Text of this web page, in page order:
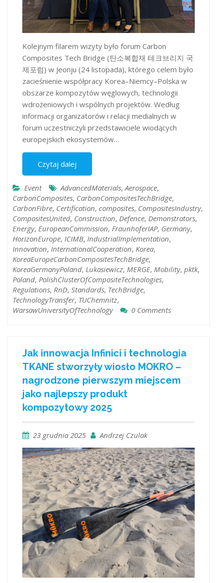
Kolejnym filarem wizyty było forum Carbon
Composites Tech Bridge (탄소복합재 테크브리지 국
제포럼) w Jeonju (24 listopada), którego celem było
zacieśnienie współpracy Korea–Niemcy–Polska w
obszarze kompozytów węglowych, technologii
wdrożeniowych i wspólnych projektów. Według
informacji organizatorów i relacji medialnych w
forum uczestniczyli przedstawiciele wiodących
europejskich ekosystemów…
Czytaj dalej
Event AdvancedMaterials, Aerospace,
CarbonComposites, CarbonCompositesTechBridge,
CarbonFibre, Certification, composites, CompositesIndustry,
CompositesUnited, Construction, Defence, Demonstrators,
Energy, EuropeanCommission, FraunhoferIAP, Germany,
HorizonEurope, ICIMB, IndustrialImplementation,
Innovation, InternationalCooperation, Korea,
KoreaEuropeCarbonCompositesTechBridge,
KoreaGermanyPoland, Lukasiewicz, MERGE, Mobility, pktk,
Poland, PolishClusterOfCompositeTechnologies,
Regulations, RnD, Standards, TechBridge,
TechnologyTransfer, TUChemnitz,
WarsawUniversityOfTechnology
0 Comments
Jak innowacja Infinici i technologia
TKANE stworzyły wiosło MOKRO –
nagrodzone pierwszym miejscem
jako najlepszy produkt
kompozytowy 2025
23 grudnia 2025 Andrzej Czulak